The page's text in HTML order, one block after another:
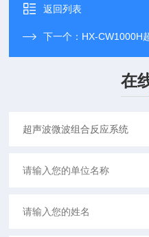
返回列表
下一个： HX-CW1000H
在